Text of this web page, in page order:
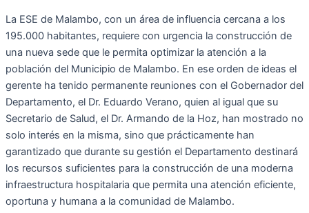
La ESE de Malambo, con un área de influencia cercana a los
195.000 habitantes, requiere con urgencia la construcción de
una nueva sede que le permita optimizar la atención a la
población del Municipio de Malambo. En ese orden de ideas el
gerente ha tenido permanente reuniones con el Gobernador del
Departamento, el Dr. Eduardo Verano, quien al igual que su
Secretario de Salud, el Dr. Armando de la Hoz, han mostrado no
solo interés en la misma, sino que prácticamente han
garantizado que durante su gestión el Departamento destinará
los recursos suficientes para la construcción de una moderna
infraestructura hospitalaria que permita una atención eficiente,
oportuna y humana a la comunidad de Malambo.